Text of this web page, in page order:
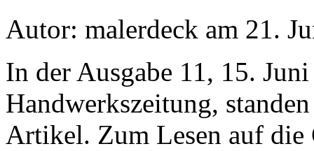
Autor: malerdeck am 21.
In der Ausgabe 11, 15.
Handwerkszeitung,
Artikel. Zum Lesen auf